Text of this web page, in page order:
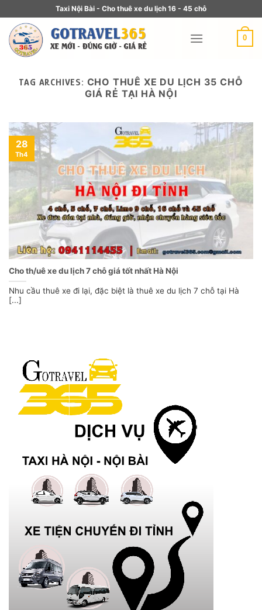
Taxi Nội Bài - Cho thuê xe du lịch 16 - 45 chỗ
0
TAG ARCHIVES: CHO THUÊ XE DU LỊCH 35 CHỖ
GIÁ RẺ TẠI HÀ NỘI
Cho th/uê xe du lịch 7 chỗ giá tốt nhất Hà Nội
Nhu cầu thuê xe đi lại, đặc biệt là thuê xe du lịch 7 chỗ tại Hà
[...]
28
Th4